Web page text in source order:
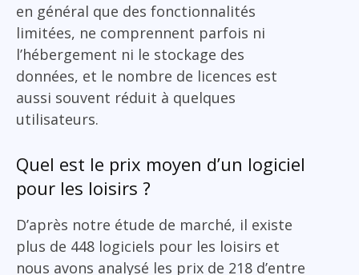
en général que des fonctionnalités
limitées, ne comprennent parfois ni
l’hébergement ni le stockage des
données, et le nombre de licences est
aussi souvent réduit à quelques
utilisateurs.
Quel est le prix moyen d’un logiciel
pour les loisirs ?
D’après notre étude de marché, il existe
plus de 448 logiciels pour les loisirs et
nous avons analysé les prix de 218 d’entre